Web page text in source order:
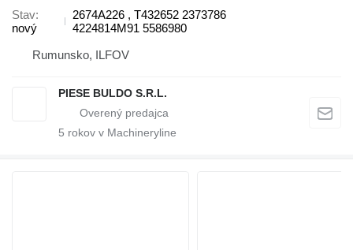
Stav
nový
2674A226 , T432652 2373786
4224814M91 5586980
Rumunsko, ILFOV
PIESE BULDO S.R.L.
5 rokov v Machineryline